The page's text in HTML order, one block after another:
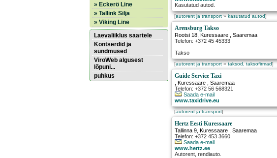
» Eckerö Line
» Tallink Silja
» Viking Line
Laevaliiklus saartele
Kontserdid ja
sündmused
ViroWeb algusest
lõpuni...
puhkus
Kasutatud autod.
[autorent ja transport»kasutatud autod]
Arensburg Takso
Rootsi 18 Kuressaare , Saaremaa
Telefon: +372 45 45333
Takso
[autorent ja transport»taksod, taksofirmad]
Guide Service Taxi
Kuressaare , Saaremaa
Telefon: +372 56 568321
Saada e-mail
www.taxidrive.eu
[autorent ja transport]
Hertz Eesti Kuressaare
Tallinna 9 Kuressaare , Saaremaa
Telefon: +372 453 3660
Saada e-mail
www.hertz.ee
Autorent, rendiauto.